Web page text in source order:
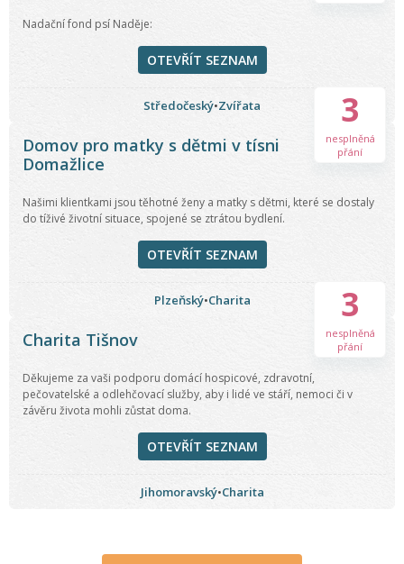
Nadační fond psí Naděje:
OTEVŘÍT SEZNAM
Středočeský•Zvířata
Domov pro matky s dětmi v tísni
Domažlice
3
nesplněná
přání
Našimi klientkami jsou těhotné ženy a matky s dětmi, které se dostaly
do tíživé životní situace, spojené se ztrátou bydlení.
OTEVŘÍT SEZNAM
Plzeňský•Charita
Charita Tišnov
3
nesplněná
přání
Děkujeme za vaši podporu domácí hospicové, zdravotní,
pečovatelské a odlehčovací služby, aby i lidé ve stáří, nemoci či v
závěru života mohli zůstat doma.
OTEVŘÍT SEZNAM
Jihomoravský•Charita